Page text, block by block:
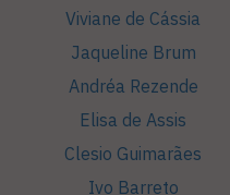
Viviane de Cássia
Jaqueline Brum
Andréa Rezende
Elisa de Assis
Clesio Guimarães
Ivo Barreto